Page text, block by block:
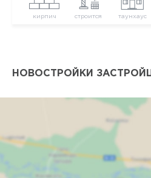
кирпич строится таунхаус
НОВОСТРОЙКИ